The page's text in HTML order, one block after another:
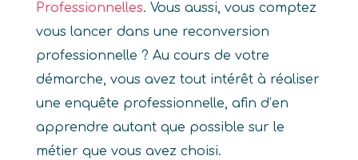
Professionnelles. Vous aussi, vous comptez
vous lancer dans une reconversion
professionnelle ? Au cours de votre
démarche, vous avez tout intérêt à réaliser
une enquête professionnelle, afin d’en
apprendre autant que possible sur le
métier que vous avez choisi.